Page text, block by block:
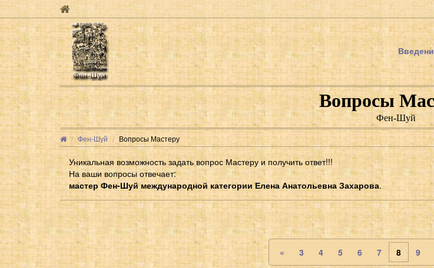
Вопросы
Фен-Шуй
Фен-Шуй Вопросы Мастеру
Уникальная возможность задать вопрос Мастеру и получить ответ!!!
На ваши вопросы отвечает:
мастер Фен-Шуй международной категории Елена Анатольевна Захарова.
« 3 4 5 6 7 8 9